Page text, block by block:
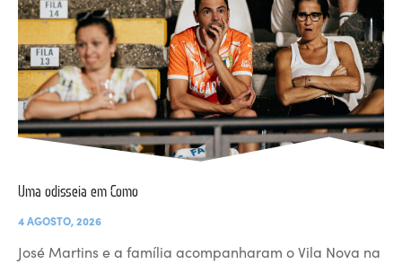
Uma odisseia em Como
4 AGOSTO, 2026
José Martins e a família acompanharam o Vila Nova na